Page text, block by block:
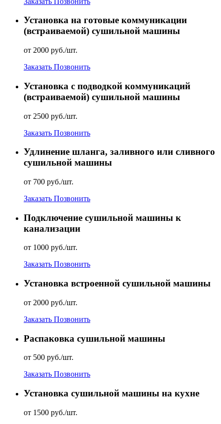
Установка на готовые коммуникации
(встраиваемой) сушильной машины
от 2000 руб./шт.
Заказать Позвонить
Установка с подводкой коммуникаций
(встраиваемой) сушильной машины
от 2500 руб./шт.
Заказать Позвонить
Удлинение шланга, заливного или сливного
сушильной машины
от 700 руб./шт.
Заказать Позвонить
Подключение сушильной машины к
канализации
от 1000 руб./шт.
Заказать Позвонить
Установка встроенной сушильной машины
от 2000 руб./шт.
Заказать Позвонить
Распаковка сушильной машины
от 500 руб./шт.
Заказать Позвонить
Установка сушильной машины на кухне
от 1500 руб./шт.